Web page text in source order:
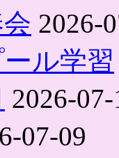
2026-
ル学習
2026-
07-09